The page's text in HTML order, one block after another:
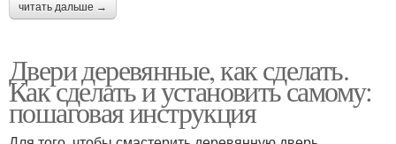
читать дальше →
Двери деревянные, как сделать.
Как сделать и установить самому:
пошаговая инструкция